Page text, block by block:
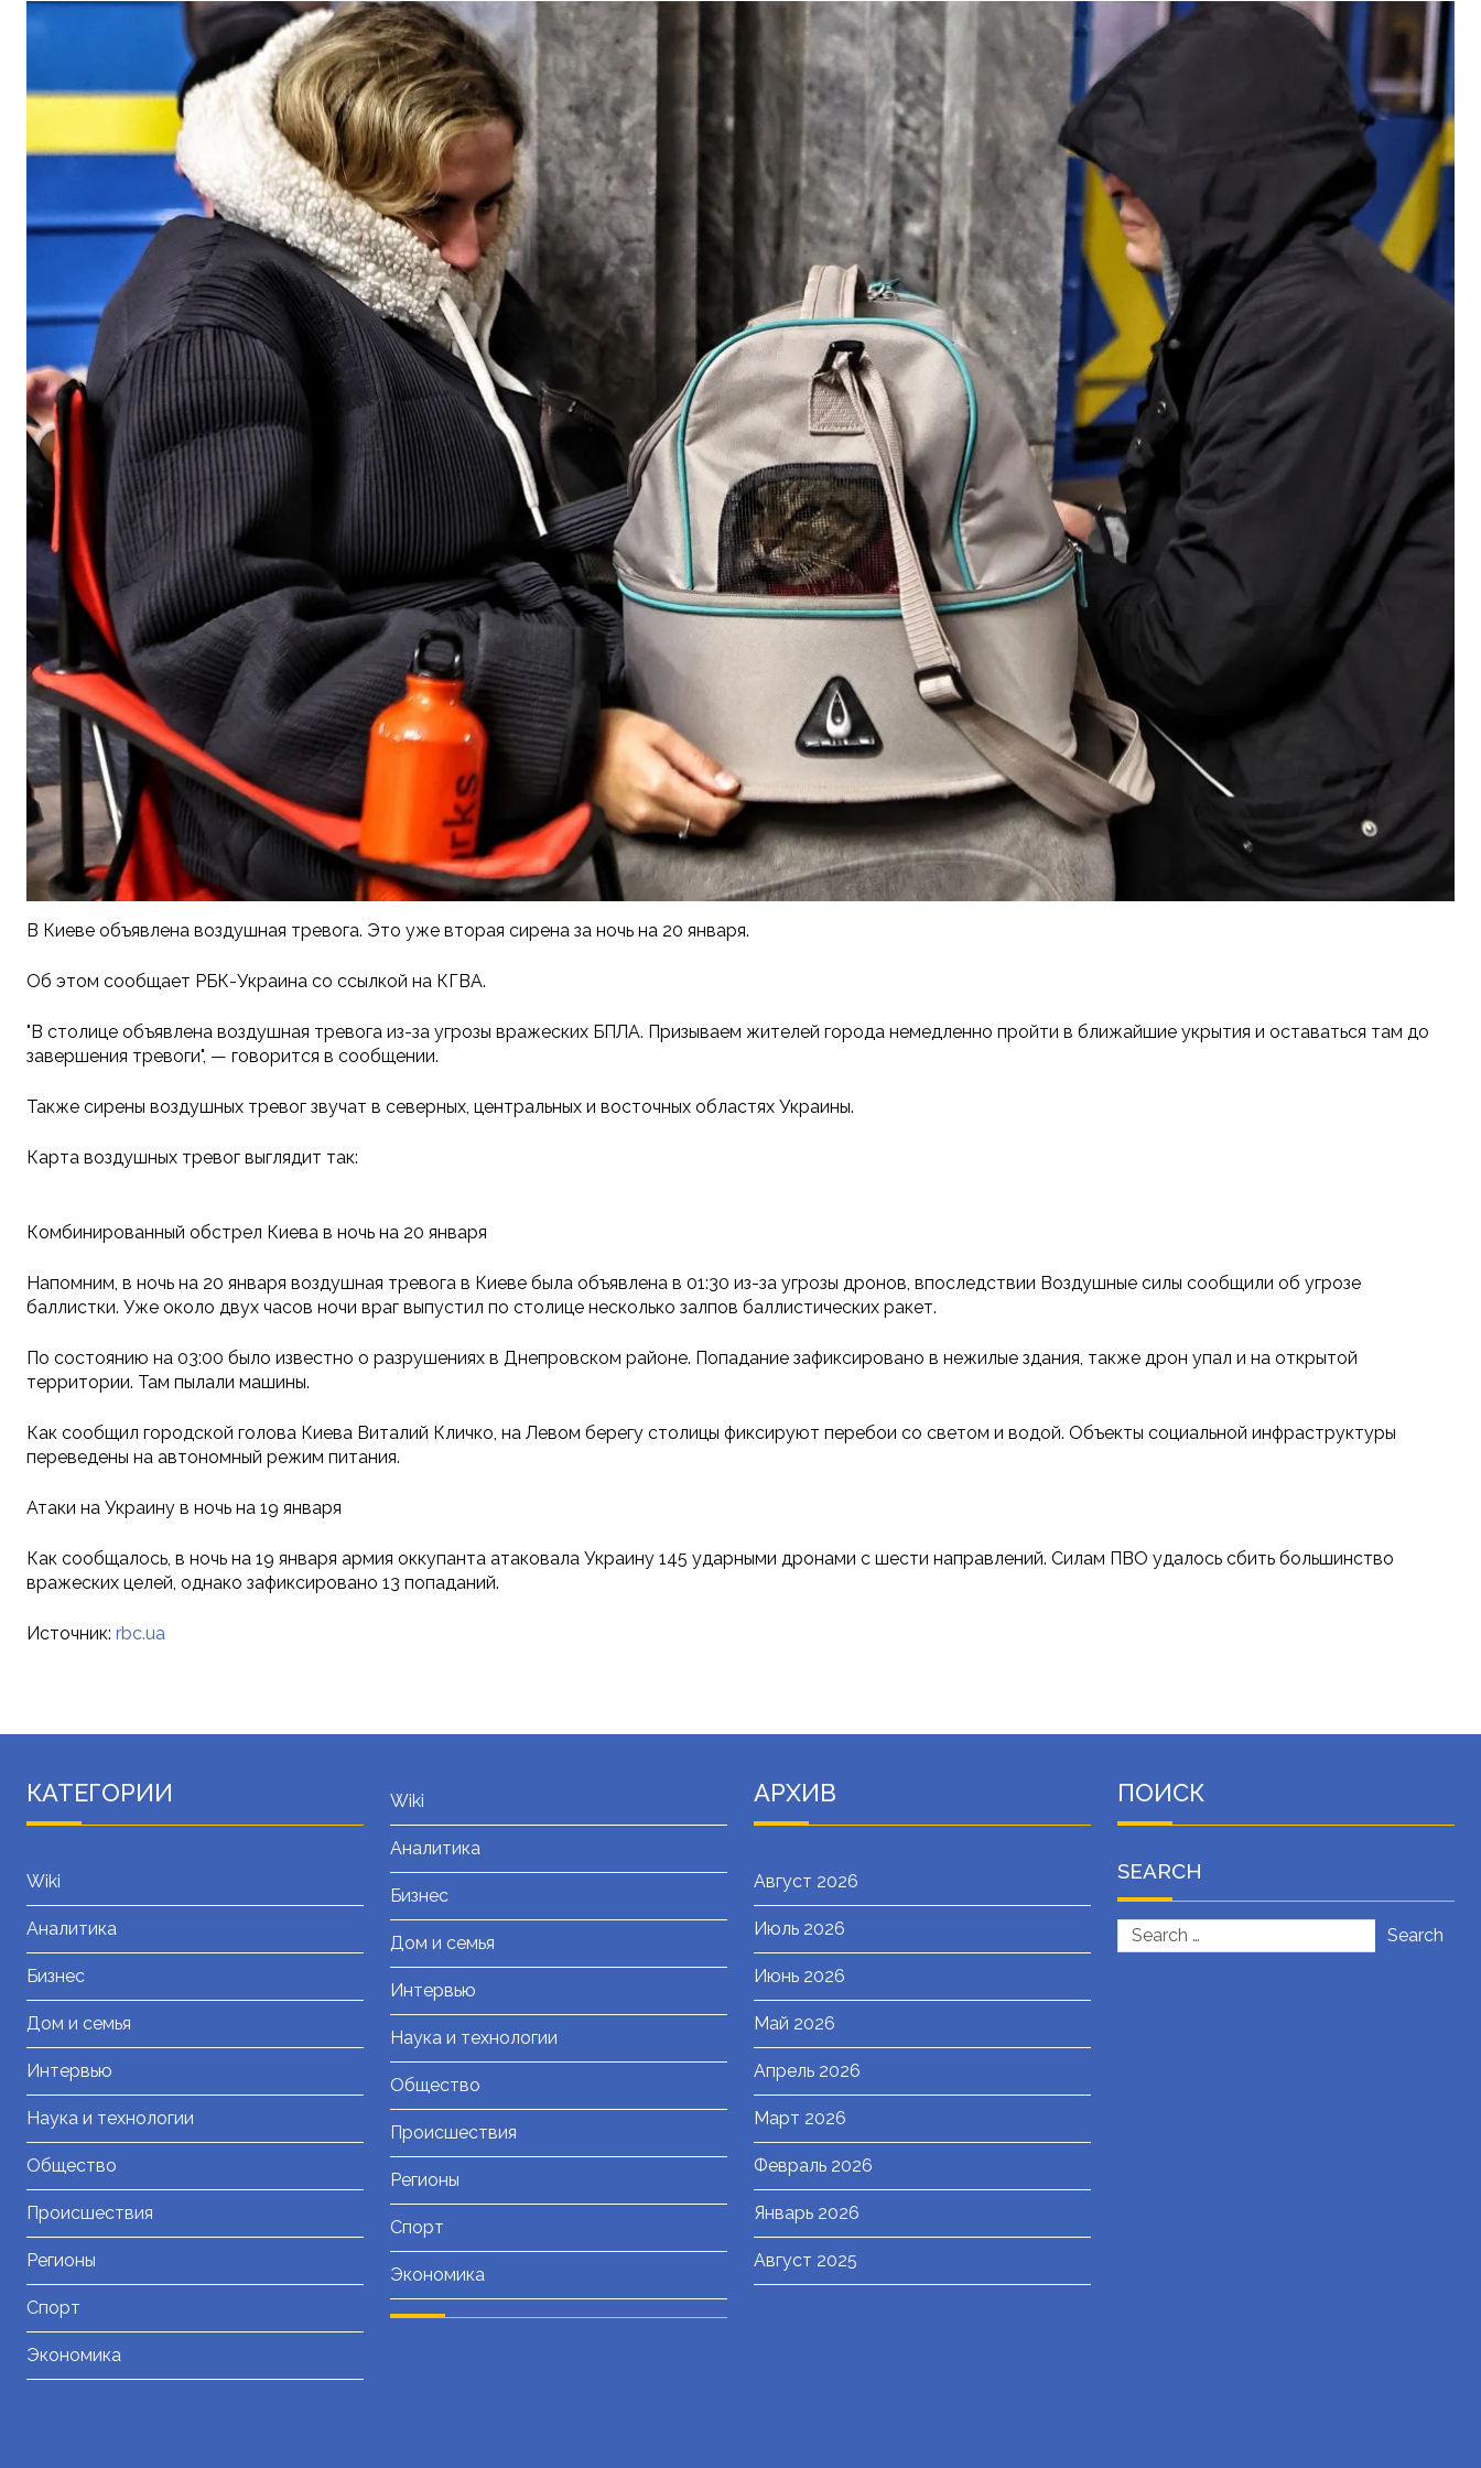
В Киеве объявлена воздушная тревога. Это уже вторая сирена за ночь на 20 января.
Об этом сообщает РБК-Украина со ссылкой на КГВА.
"В столице объявлена воздушная тревога из-за угрозы вражеских БПЛА. Призываем жителей города немедленно пройти в ближайшие укрытия и оставаться там до
завершения тревоги", — говорится в сообщении.
Также сирены воздушных тревог звучат в северных, центральных и восточных областях Украины.
Карта воздушных тревог выглядит так:
Комбинированный обстрел Киева в ночь на 20 января
Напомним, в ночь на 20 января воздушная тревога в Киеве была объявлена в 01:30 из-за угрозы дронов, впоследствии Воздушные силы сообщили об угрозе
баллистки. Уже около двух часов ночи враг выпустил по столице несколько залпов баллистических ракет.
По состоянию на 03:00 было известно о разрушениях в Днепровском районе. Попадание зафиксировано в нежилые здания, также дрон упал и на открытой
территории. Там пылали машины.
Как сообщил городской голова Киева Виталий Кличко, на Левом берегу столицы фиксируют перебои со светом и водой. Объекты социальной инфраструктуры
переведены на автономный режим питания.
Атаки на Украину в ночь на 19 января
Как сообщалось, в ночь на 19 января армия оккупанта атаковала Украину 145 ударными дронами с шести направлений. Силам ПВО удалось сбить большинство
вражеских целей, однако зафиксировано 13 попаданий.
Источник: rbc.ua
КАТЕГОРИИ
Wiki
Аналитика
Бизнес
Дом и семья
Интервью
Наука и технологии
Общество
Происшествия
Регионы
Спорт
Экономика
Wiki
Аналитика
Бизнес
Дом и семья
Интервью
Наука и технологии
Общество
Происшествия
Регионы
Спорт
Экономика
АРХИВ
Август 2026
Июль 2026
Июнь 2026
Май 2026
Апрель 2026
Март 2026
Февраль 2026
Январь 2026
Август 2025
ПОИСК
SEARCH
Search